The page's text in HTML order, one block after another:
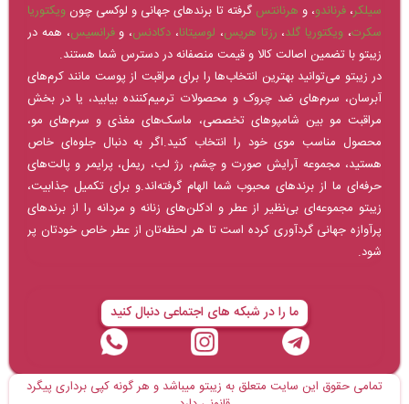
سیلکر،فرناندو، و هرنانتس گرفته تا برندهای جهانی و لوکسی چونویکتوریا
سکرت، ویکتوریا گلد، رزتا هریس، لوسیتانا، دکادنس، وفرانسیس، همه در
زیبتو با تضمین اصالت کالا و قیمت منصفانه در دسترس شما هستند.
در زیبتو می‌توانید بهترین انتخاب‌ها را برای مراقبت از پوست مانند کرم‌های
آبرسان، سرم‌های ضد چروک و محصولات ترمیم‌کننده بیابید، یا در بخش
مراقبت مو بین شامپوهای تخصصی، ماسک‌های مغذی و سرم‌های مو،
محصول مناسب موی خود را انتخاب کنید.اگر به دنبال جلوه‌ای خاص
هستید، مجموعه آرایش صورت و چشم، رژ لب، ریمل، پرایمر و پالت‌های
حرفه‌ای ما از برندهای محبوب شما الهام گرفته‌اند.و برای تکمیل جذابیت،
زیبتو مجموعه‌ای بی‌نظیر از عطر و ادکلن‌های زنانه و مردانه را از برندهای
پرآوازه جهانی گردآوری کرده است تا هر لحظه‌تان از عطر خاص خودتان پر
شود.
ما را در شبکه های اجتماعی دنبال کنید
تمامی حقوق این سایت متعلق به زیبتو میباشد و هر گونه کپی برداری پیگرد